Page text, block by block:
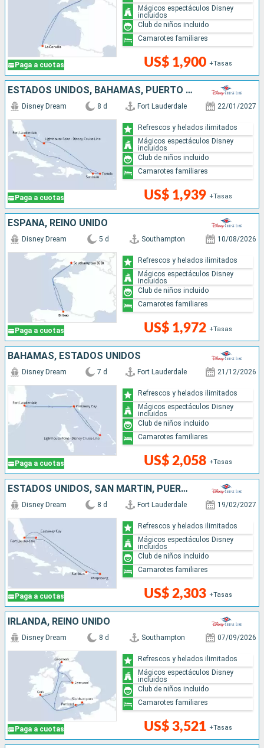
Paga a cuotas US$ 1,900 +Tasas
Mágicos espectáculos Disney
incluidos
Club de niños incluido
Camarotes familiares
ESTADOS UNIDOS, BAHAMAS, PUERTO RICO
Paga a cuotas
Disney Dream 8 d Fort Lauderdale 22/01/2027
US$ 1,939 +Tasas
Refrescos y helados ilimitados
Mágicos espectáculos Disney
incluidos
Club de niños incluido
Camarotes familiares
ESPAÑA, REINO UNIDO
Paga a cuotas
Disney Dream 5 d Southampton 10/08/2026
US$ 1,972 +Tasas
Refrescos y helados ilimitados
Mágicos espectáculos Disney
incluidos
Club de niños incluido
Camarotes familiares
BAHAMAS, ESTADOS UNIDOS
Paga a cuotas
Disney Dream 7 d Fort Lauderdale 21/12/2026
US$ 2,058 +Tasas
Refrescos y helados ilimitados
Mágicos espectáculos Disney
incluidos
Club de niños incluido
Camarotes familiares
ESTADOS UNIDOS, SAN MARTÍN, PUERTO RICO, BAHAMAS
Paga a cuotas
Disney Dream 8 d Fort Lauderdale 19/02/2027
US$ 2,303 +Tasas
Refrescos y helados ilimitados
Mágicos espectáculos Disney
incluidos
Club de niños incluido
Camarotes familiares
IRLANDA, REINO UNIDO
Paga a cuotas
Disney Dream 8 d Southampton 07/09/2026
US$ 3,521 +Tasas
Refrescos y helados ilimitados
Mágicos espectáculos Disney
incluidos
Club de niños incluido
Camarotes familiares